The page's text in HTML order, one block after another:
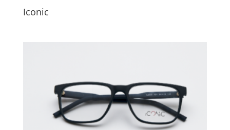
Iconic